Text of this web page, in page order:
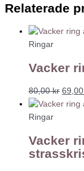
Relaterade
Ringar
Vacker
80,00kr 69,00
Ringar
Vacker